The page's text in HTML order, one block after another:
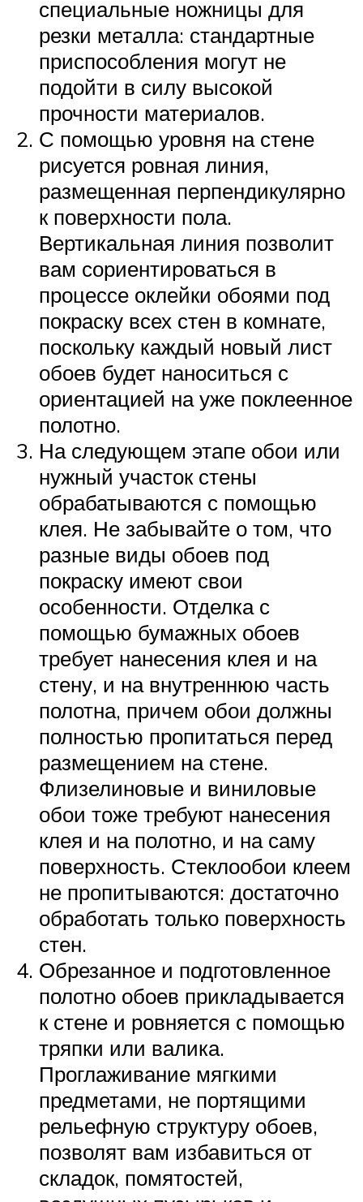
специальные ножницы для
резки металла: стандартные
приспособления могут не
подойти в силу высокой
прочности материалов.
С помощью уровня на стене
рисуется ровная линия,
размещенная перпендикулярно
к поверхности пола.
Вертикальная линия позволит
вам сориентироваться в
процессе оклейки обоями под
покраску всех стен в комнате,
поскольку каждый новый лист
обоев будет наноситься с
ориентацией на уже поклеенное
полотно.
На следующем этапе обои или
нужный участок стены
обрабатываются с помощью
клея. Не забывайте о том, что
разные виды обоев под
покраску имеют свои
особенности. Отделка с
помощью бумажных обоев
требует нанесения клея и на
стену, и на внутреннюю часть
полотна, причем обои должны
полностью пропитаться перед
размещением на стене.
Флизелиновые и виниловые
обои тоже требуют нанесения
клея и на полотно, и на саму
поверхность. Стеклообои клеем
не пропитываются: достаточно
обработать только поверхность
стен.
Обрезанное и подготовленное
полотно обоев прикладывается
к стене и ровняется с помощью
тряпки или валика.
Проглаживание мягкими
предметами, не портящими
рельефную структуру обоев,
позволят вам избавиться от
складок, помятостей,